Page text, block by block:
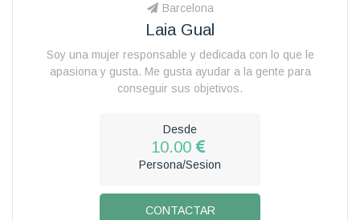
Barcelona
Laia Gual
Soy una mujer responsable y dedicada con lo que le
apasiona y gusta. Me gusta ayudar a la gente para
conseguir sus objetivos.
Desde
10.00
Persona/Sesion
CONTACTAR